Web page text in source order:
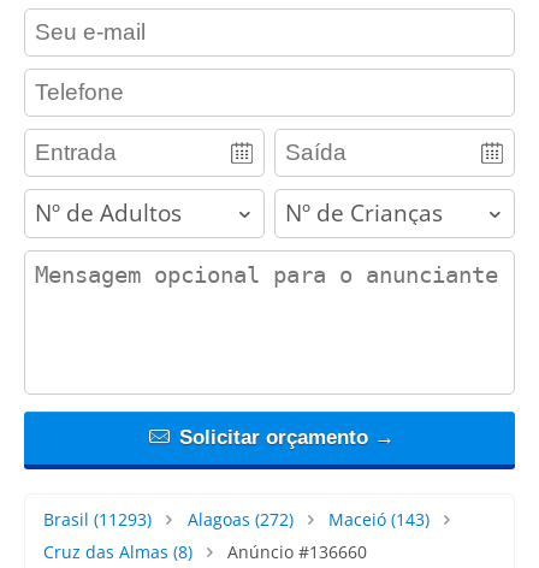
contact_email
contact_phone
adults children
contact_message
Solicitar orçamento →
Brasil (11293) Alagoas (272) Maceió (143)
Cruz das Almas (8) Anúncio #136660